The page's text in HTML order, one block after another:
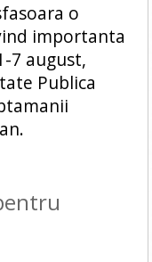
o
importanta
7 august,
Publica